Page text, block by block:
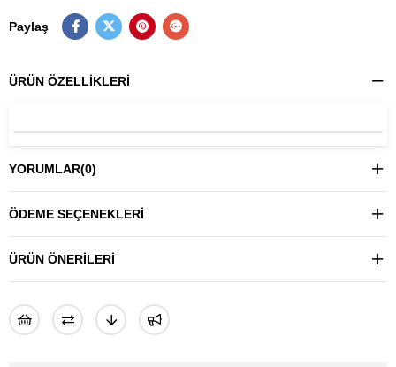
Paylaş
ÜRÜN ÖZELLIKLERI
YORUMLAR(0)
ÖDEME SEÇENEKLERI
ÜRÜN ÖNERILERI